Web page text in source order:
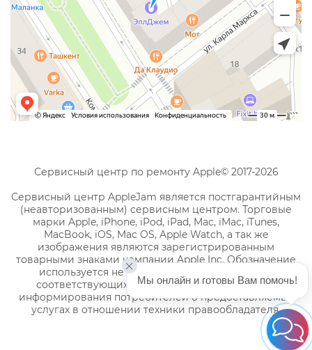
Сервисный центр по ремонту Apple© 2017-2026
Сервисный центр AppleJam является постгарантийным
(неавторизованным) сервисным центром. Торговые
марки Apple, iPhone, iPod, iPad, Mac, iMac, iTunes,
MacBook, iOS, Mac OS, Apple Watch, а так же
изображения являются зарегистрированным
товарными знаками компании Apple Inc. Обозначение
используется не с целью индивидуализации
соответствующих услуг по ремонту, а с целью
информирования потребителей о предоставляемых
услугах в отношении техники правообладателя.
Мы онлайн и готовы Вам помочь!